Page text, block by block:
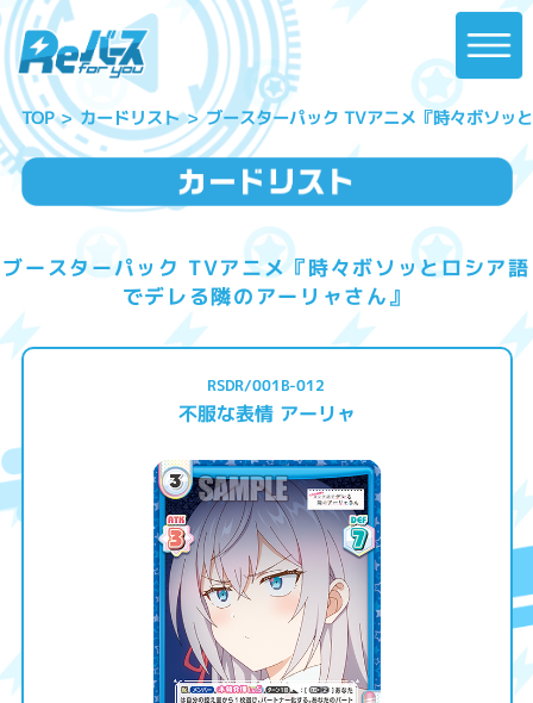
TOP カードリスト ブースターパック TVアニメ『時々ボソッ
ブースターパック TVアニメ『時々ボソッとロシア語
でデレる隣のアーリャさん』
RSDR/001B-012
不服な表情 アーリャ